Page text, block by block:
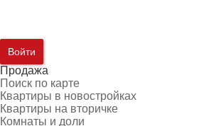
Войти
Продажа
Поиск по карте
Квартиры в новостройках
Квартиры на вторичке
Комнаты и доли